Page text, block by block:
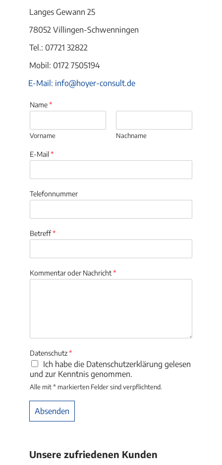
Langes Gewann 25
78052 Villingen-Schwenningen
Tel.: 07721 32822
Mobil: 0172 7505194
E-Mail: info@hoyer-consult.de
Name*
Vorname Nachname
E-Mail*
Telefonnummer
Betreff*
Kommentar oder Nachricht*
Datenschutz*
Ich habe die Datenschutzerklärung gelesen
und zur Kenntnis genommen.
Alle mit * markierten Felder sind verpflichtend.
Absenden
Unsere zufriedenen Kunden